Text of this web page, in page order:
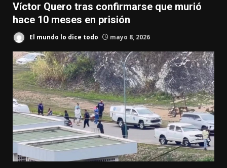
Víctor Quero tras confirmarse que murió
hace 10 meses en prisión
El mundo lo dice todo mayo 8, 2026